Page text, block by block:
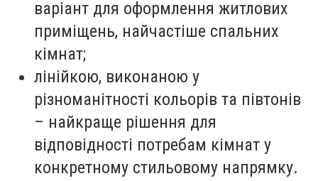
варіант для оформлення житлових
приміщень, найчастіше спальних
кімнат;
лінійкою, виконаною у
різноманітності кольорів та півтонів
– найкраще рішення для
відповідності потребам кімнат у
конкретному стильовому напрямку.